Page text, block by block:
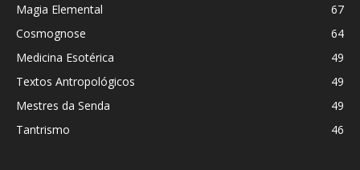
Magia Elemental
67
Cosmognose
64
Medicina Esotérica
49
Textos Antropológicos
49
Mestres da Senda
49
Tantrismo
46